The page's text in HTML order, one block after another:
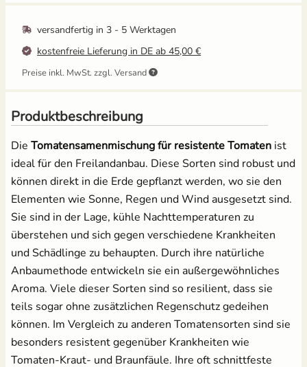
Buche
3,95 €UVP4,39 €
Tomatenschere zum
Ausgeizen, Beschneiden
& Ernten
10,49 €
UVP14,95 €
Erdtopfpresse für
Hobbygärtner & Profis
7,69 €UVP8,29 €
Grow-Set groß -
Profigärtner
21,95 €
13,99 €
Anzuchtschalen Set &
Erdtopfpresse
[Kunststoff]
17,99 €
versandfertig in3 - 5 Werktagen
kostenfreie Lieferung in DE ab 45,00 €
Preise inkl. MwSt. zzgl. Versand
Produktbeschreibung
Die Tomatensamenmischung für resistente Tomaten ist
ideal für den Freilandanbau. Diese Sorten sind robust und
können direkt in die Erde gepflanzt werden, wo sie den
Elementen wie Sonne, Regen und Wind ausgesetzt sind.
Sie sind in der Lage, kühle Nachttemperaturen zu
überstehen und sich gegen verschiedene Krankheiten
und Schädlinge zu behaupten. Durch ihre natürliche
Anbaumethode entwickeln sie ein außergewöhnliches
Aroma. Viele dieser Sorten sind so resilient, dass sie
teils sogar ohne zusätzlichen Regenschutz gedeihen
können. Im Vergleich zu anderen Tomatensorten sind sie
besonders resistent gegenüber Krankheiten wie
Tomaten-Kraut- und Braunfäule. Ihre oft schnittfeste
Salat
Spinat
Zucchini
Zuckermais